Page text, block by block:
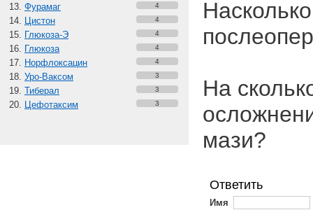
Фурамаг 4
Цистон 4
Глюкоза-Э 4
Глюкоза 4
Норфлоксацин 4
Уро-Ваксом 3
Тиберал 3
Цефотаксим 3
На
мази?
Ответить
Имя